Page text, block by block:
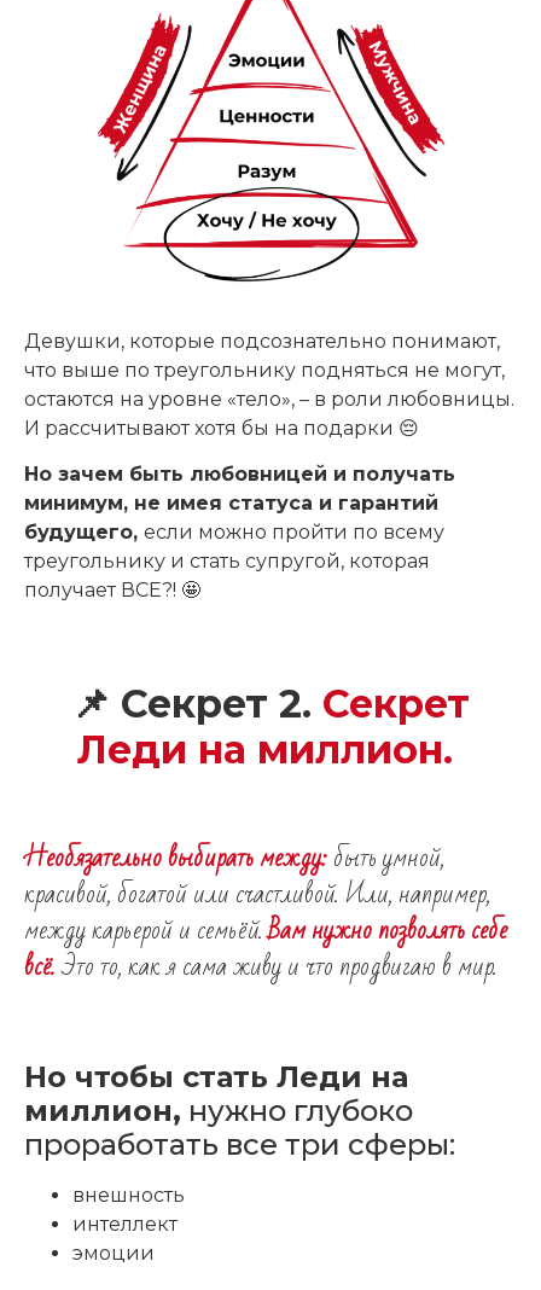
Девушки, которые подсознательно понимают,
что выше по треугольнику подняться не могут,
остаются на уровне «тело», – в роли любовницы.
И рассчитывают хотя бы на подарки 😔
Но зачем быть любовницей и получать
минимум, не имея статуса и гарантий
будущего, если можно пройти по всему
треугольнику и стать супругой, которая
получает ВСЕ?! 🤩
📌 Секрет 2. Секрет
Леди на миллион.
Необязательно выбирать между:быть умной,
красивой, богатой или счастливой. Или, например,
между карьерой и семьёй.Вам нужно позволять себе
всё.Это то, как я сама живу и что продвигаю в мир.
Но чтобы стать Леди на
миллион, нужно глубоко
проработать все три сферы:
внешность
интеллект
эмоции